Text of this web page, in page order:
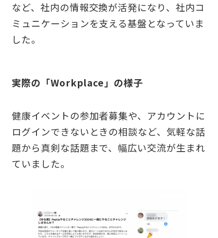
など、社内の情報交換が活発になり、社内コ
ミュニケーションを支える基盤となっていま
した。
実際の「Workplace」の様子
健康イベントの参加者募集や、アカウントに
ログインできないときの相談など、気軽な話
題から真剣な話題まで、幅広い交流が生まれ
ていました。